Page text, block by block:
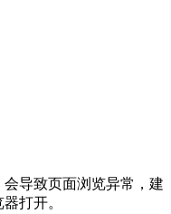
导致页面浏览异常，建
打开。